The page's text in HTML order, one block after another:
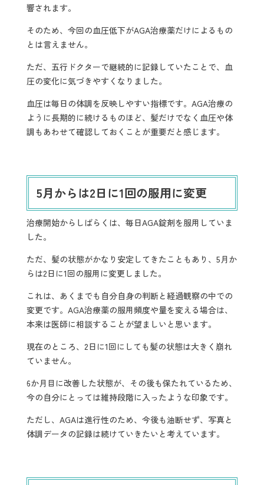
響されます。
そのため、今回の血圧低下がAGA治療薬だけによるもの
とは言えません。
ただ、五行ドクターで継続的に記録していたことで、血
圧の変化に気づきやすくなりました。
血圧は毎日の体調を反映しやすい指標です。AGA治療の
ように長期的に続けるものほど、髪だけでなく血圧や体
調もあわせて確認しておくことが重要だと感じます。
5月からは2日に1回の服用に変更
治療開始からしばらくは、毎日AGA錠剤を服用していま
した。
ただ、髪の状態がかなり安定してきたこともあり、5月か
らは2日に1回の服用に変更しました。
これは、あくまでも自分自身の判断と経過観察の中での
変更です。AGA治療薬の服用頻度や量を変える場合は、
本来は医師に相談することが望ましいと思います。
現在のところ、2日に1回にしても髪の状態は大きく崩れ
ていません。
6か月目に改善した状態が、その後も保たれているため、
今の自分にとっては維持段階に入ったような印象です。
ただし、AGAは進行性のため、今後も油断せず、写真と
体調データの記録は続けていきたいと考えています。